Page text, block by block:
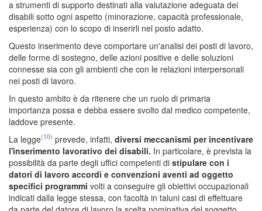
a strumenti di supporto destinati alla valutazione adeguata dei
disabili sotto ogni aspetto (minorazione, capacità professionale,
esperienza) con lo scopo di inserirli nel posto adatto.
Questo inserimento deve comportare un'analisi dei posti di lavoro,
delle forme di sostegno, delle azioni positive e delle soluzioni
connesse sia con gli ambienti che con le relazioni interpersonali
nei posti di lavoro.
In questo ambito è da ritenere che un ruolo di primaria
importanza possa e debba essere svolto dal medico competente,
laddove presente.
La legge(10) prevede, infatti, diversi meccanismi per incentivare
l'inserimento lavorativo dei disabili. In particolare, è prevista la
possibilità da parte degli uffici competenti di stipulare con i
datori di lavoro accordi e convenzioni aventi ad oggetto
specifici programmi volti a conseguire gli obiettivi occupazionali
indicati dalla legge stessa, con facoltà in taluni casi di effettuare